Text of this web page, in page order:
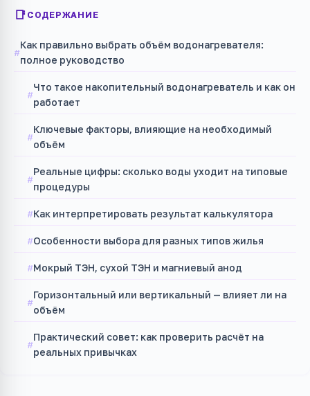
СОДЕРЖАНИЕ
Как правильно выбрать объём водонагревателя:
полное руководство
Что такое накопительный водонагреватель и как он
работает
Ключевые факторы, влияющие на необходимый
объём
Реальные цифры: сколько воды уходит на типовые
процедуры
Как интерпретировать результат калькулятора
Особенности выбора для разных типов жилья
Мокрый ТЭН, сухой ТЭН и магниевый анод
Горизонтальный или вертикальный — влияет ли на
объём
Практический совет: как проверить расчёт на
реальных привычках